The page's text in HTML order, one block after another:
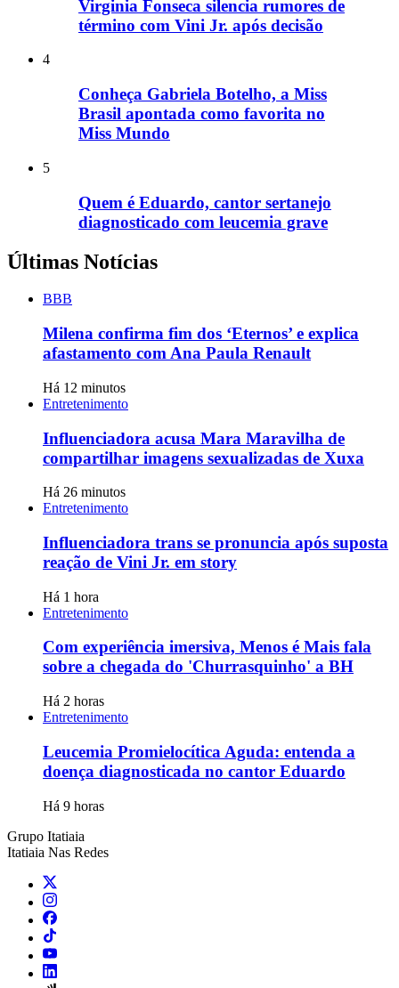
Virginia Fonseca silencia rumores de
término com Vini Jr. após decisão
4
Conheça Gabriela Botelho, a Miss
Brasil apontada como favorita no
Miss Mundo
5
Quem é Eduardo, cantor sertanejo
diagnosticado com leucemia grave
Últimas Notícias
BBB
Milena confirma fim dos ‘Eternos’ e explica
afastamento com Ana Paula Renault
Há 12 minutos
Entretenimento
Influenciadora acusa Mara Maravilha de
compartilhar imagens sexualizadas de Xuxa
Há 26 minutos
Entretenimento
Influenciadora trans se pronuncia após suposta
reação de Vini Jr. em story
Há 1 hora
Entretenimento
Com experiência imersiva, Menos é Mais fala
sobre a chegada do 'Churrasquinho' a BH
Há 2 horas
Entretenimento
Leucemia Promielocítica Aguda: entenda a
doença diagnosticada no cantor Eduardo
Há 9 horas
Grupo Itatiaia
Itatiaia Nas Redes